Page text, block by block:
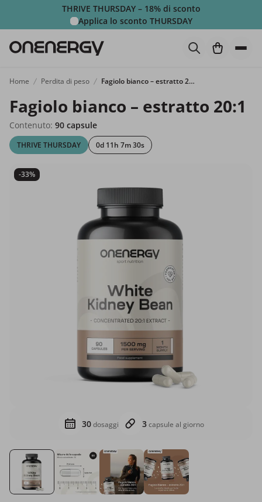
THRIVE THURSDAY – 18% di sconto
Applica lo sconto THURSDAY
Home Perdita di peso Fagiolo bianco – estratto 20:1
Fagiolo bianco – estratto 20:1
Contenuto: 90 capsule
THRIVE THURSDAY 0d 11h 7m 28s
-33%
30dosaggi 3capsule al giorno